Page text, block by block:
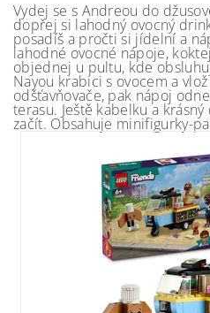
Vydej se s Andreou do
dopřej si lahodný ovocný
posadíš a pročti si jídelní a
lahodné ovocné nápoje,
objednej u pultu, kde
Nayou krabici s ovocem a
odšťavňovače, pak nápoj
terasu. Ještě kabelku a
začít. Obsahuje minifigurky-